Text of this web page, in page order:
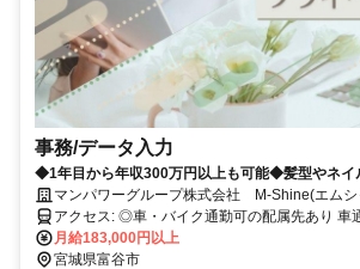
事務/データ入力
◆1年目から年収300万円以上も可能◆髪型やネイ
ます♪20代活躍中！
マンパワーグループ株式会社 M-Shine(エムシ
アクセス: ◎車・バイク通勤可の配属先あり 車通勤の方は40分以内の
配属先に通勤しているケースがほとんどです！
月給183,000円以上
宮城県富谷市